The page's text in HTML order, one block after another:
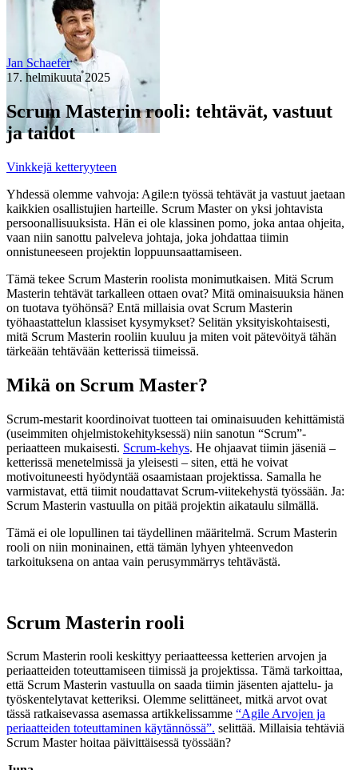
Jan Schaefer
17. helmikuuta 2025
Scrum Masterin rooli: tehtävät, vastuut
ja taidot
Vinkkejä ketteryyteen
Yhdessä olemme vahvoja: Agile:n työssä tehtävät ja vastuut jaetaan
kaikkien osallistujien harteille. Scrum Master on yksi johtavista
persoonallisuuksista. Hän ei ole klassinen pomo, joka antaa ohjeita,
vaan niin sanottu palveleva johtaja, joka johdattaa tiimin
onnistuneeseen projektin loppuunsaattamiseen.
Tämä tekee Scrum Masterin roolista monimutkaisen. Mitä Scrum
Masterin tehtävät tarkalleen ottaen ovat? Mitä ominaisuuksia hänen
on tuotava työhönsä? Entä millaisia ovat Scrum Masterin
työhaastattelun klassiset kysymykset? Selitän yksityiskohtaisesti,
mitä Scrum Masterin rooliin kuuluu ja miten voit pätevöityä tähän
tärkeään tehtävään ketterissä tiimeissä.
Mikä on Scrum Master?
Scrum-mestarit koordinoivat tuotteen tai ominaisuuden kehittämistä
(useimmiten ohjelmistokehityksessä) niin sanotun “Scrum”-
periaatteen mukaisesti. Scrum-kehys. He ohjaavat tiimin jäseniä –
ketterissä menetelmissä ja yleisesti – siten, että he voivat
motivoituneesti hyödyntää osaamistaan projektissa. Samalla he
varmistavat, että tiimit noudattavat Scrum-viitekehystä työssään. Ja:
Scrum Masterin vastuulla on pitää projektin aikataulu silmällä.
Tämä ei ole lopullinen tai täydellinen määritelmä. Scrum Masterin
rooli on niin moninainen, että tämän lyhyen yhteenvedon
tarkoituksena on antaa vain perusymmärrys tehtävästä.
Scrum Masterin rooli
Scrum Masterin rooli keskittyy periaatteessa ketterien arvojen ja
periaatteiden toteuttamiseen tiimissä ja projektissa. Tämä tarkoittaa,
että Scrum Masterin vastuulla on saada tiimin jäsenten ajattelu- ja
työskentelytavat ketteriksi. Olemme selittäneet, mitkä arvot ovat
tässä ratkaisevassa asemassa artikkelissamme “Agile Arvojen ja
periaatteiden toteuttaminen käytännössä”. selittää. Millaisia tehtäviä
Scrum Master hoitaa päivittäisessä työssään?